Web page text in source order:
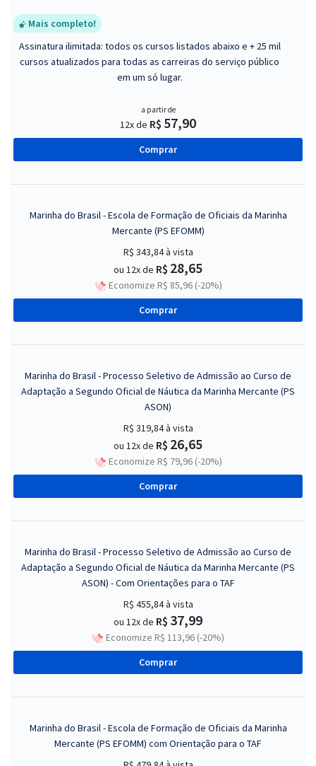
Mais completo!
Assinatura ilimitada: todos os cursos listados abaixo e + 25 mil
cursos atualizados para todas as carreiras do serviço público
em um só lugar.
a partir de
12x de R$ 57,90
Comprar
Marinha do Brasil - Escola de Formação de Oficiais da Marinha
Mercante (PS EFOMM)
R$ 343,84à vista
ou 12x de R$ 28,65
Economize R$ 85,96 (-20%)
Comprar
Marinha do Brasil - Processo Seletivo de Admissão ao Curso de
Adaptação a Segundo Oficial de Náutica da Marinha Mercante (PS
ASON)
R$ 319,84à vista
ou 12x de R$ 26,65
Economize R$ 79,96 (-20%)
Comprar
Marinha do Brasil - Processo Seletivo de Admissão ao Curso de
Adaptação a Segundo Oficial de Náutica da Marinha Mercante (PS
ASON) - Com Orientações para o TAF
R$ 455,84à vista
ou 12x de R$ 37,99
Economize R$ 113,96 (-20%)
Comprar
Marinha do Brasil - Escola de Formação de Oficiais da Marinha
Mercante (PS EFOMM) com Orientação para o TAF